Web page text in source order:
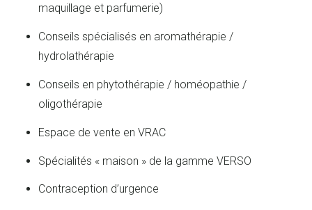
maquillage et parfumerie)
Conseils spécialisés en aromathérapie /
hydrolathérapie
Conseils en phytothérapie / homéopathie /
oligothérapie
Espace de vente en VRAC
Spécialités « maison » de la gamme VERSO
Contraception d’urgence